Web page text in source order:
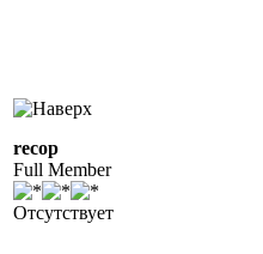
recop
Full Member
Отсутствует